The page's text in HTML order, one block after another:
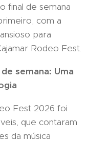
final de semana
com a
para
Rodeo Fest.
semana: Uma
Fest 2026 foi
que contaram
da música